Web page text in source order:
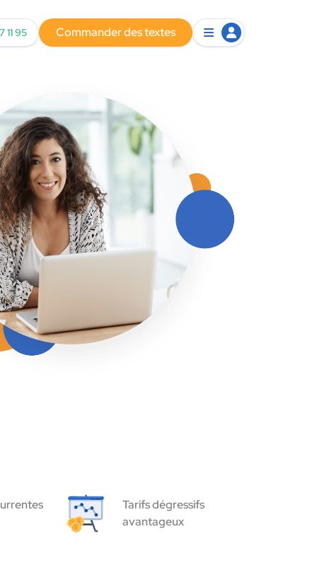
11 95 Commander des textes
Tarifs dégressifs
avantageux